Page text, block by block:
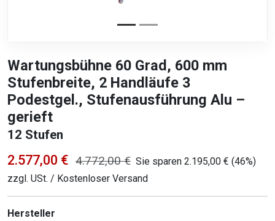
Wartungsbühne 60 Grad, 600 mm
Stufenbreite, 2 Handläufe 3
Podestgel., Stufenausführung Alu –
gerieft
12 Stufen
2.577,00 € 4.772,00 € Sie sparen 2.195,00 € (46%)
zzgl. USt. / Kostenloser Versand
Hersteller